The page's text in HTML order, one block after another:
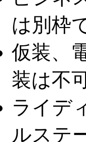
は別枠
仮装、
装は不
ライデ
ルステ